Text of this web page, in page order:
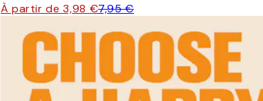
À partir de 3,98 €7,95 €